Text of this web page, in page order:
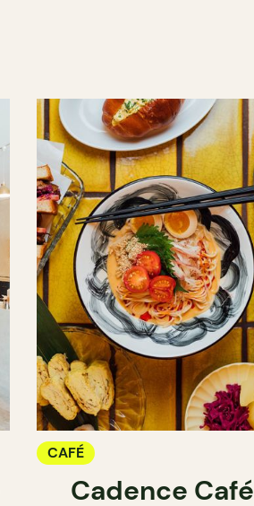
CAFÉ
Cadence Café